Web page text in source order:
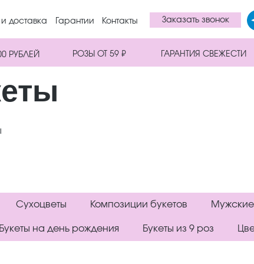
доставка Гарантии Контакты Заказать звонок
РУБЛЕЙ РОЗЫ ОТ 59 ₽ ГАРАНТИЯ СВЕЖЕСТИ
Сухоцветы Композиции букетов Мужские
Букеты на день рождения Букеты из 9 роз